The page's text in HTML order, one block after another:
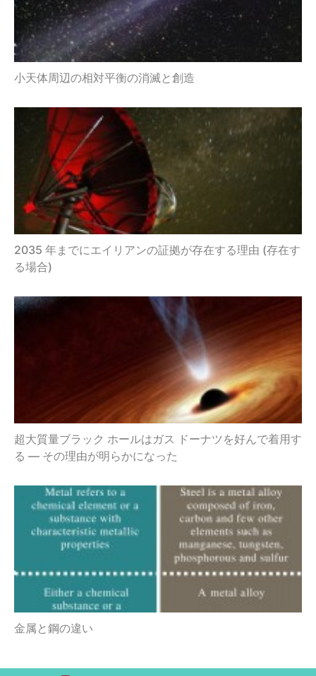
小天体周辺の相対平衡の消滅と創造
2035 年までにエイリアンの証拠が存在する理由 (存在す
る場合)
超大質量ブラック ホールはガス ドーナツを好んで着用す
る — その理由が明らかになった
金属と鋼の違い